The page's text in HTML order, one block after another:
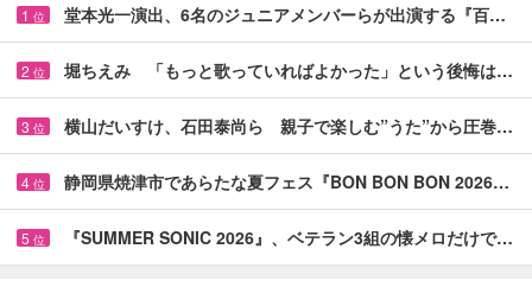
1 位 堂本光一演出、6名のジュニアメンバーらが出演する『百…
2 位 堀ちえみ 「もっと歌っていればよかった」という後悔は…
3 位 横山だいすけ、石田泰尚ら 親子で楽しむ”うた”から圧巻…
4 位 静岡県焼津市であらたな夏フェス『BON BON BON 2026…
5 位 『SUMMER SONIC 2026』、ベテラン3組の懐メロだけで…